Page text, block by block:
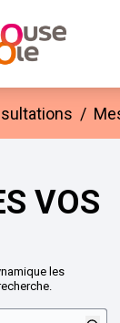
/
VOS
les